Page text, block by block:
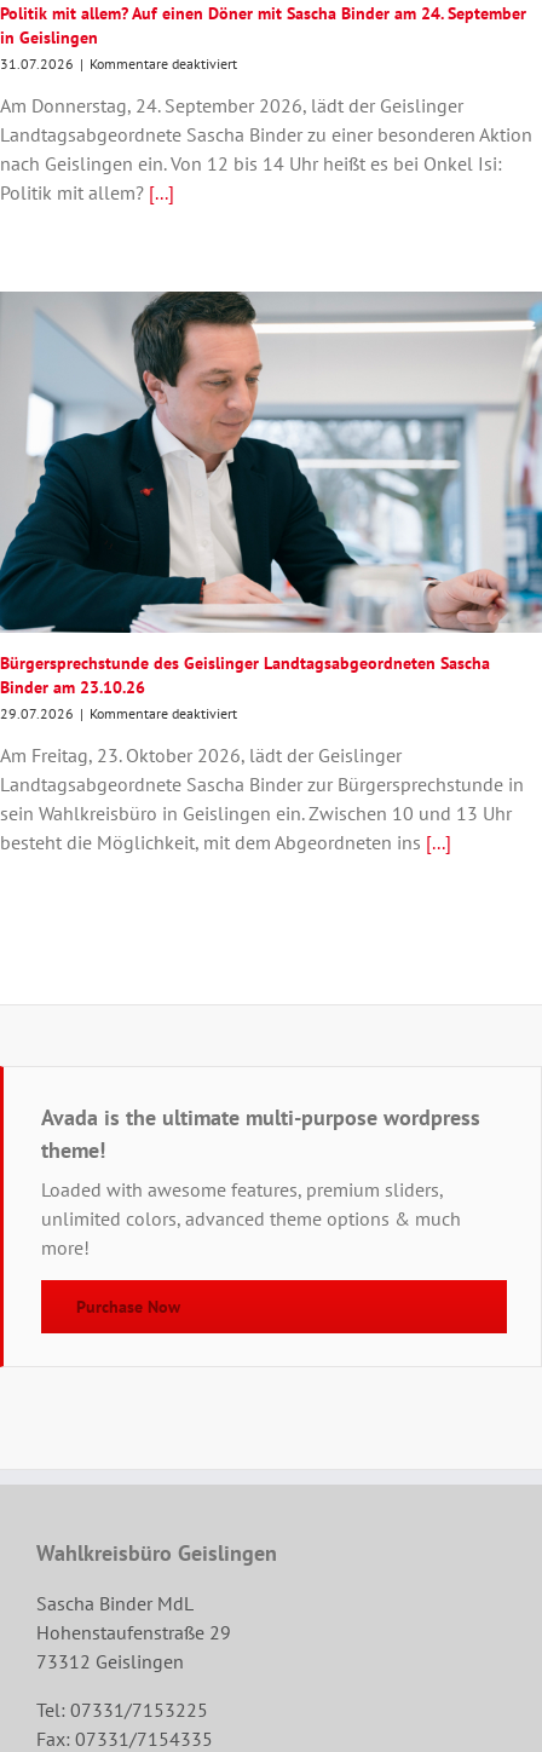
Politik mit allem? Auf einen Döner mit Sascha Binder am 24. September
in Geislingen
31.07.2026 | Kommentare deaktiviertfür
mit
allem?
einen
24.
September
Geislingen
Am Donnerstag, 24. September 2026, lädt der Geislinger
Landtagsabgeordnete Sascha Binder zu einer besonderen Aktion
nach Geislingen ein. Von 12 bis 14 Uhr heißt es bei Onkel Isi:
Politik mit allem? [...]
Bürgersprechstunde des Geislinger Landtagsabgeordneten Sascha
Binder am 23.10.26
29.07.2026 | Kommentare deaktiviertfür
des
Geislinger
Landtagsabgeordneten
Sascha
Binder
Am Freitag, 23. Oktober 2026, lädt der Geislinger
Landtagsabgeordnete Sascha Binder zur Bürgersprechstunde in
sein Wahlkreisbüro in Geislingen ein. Zwischen 10 und 13 Uhr
besteht die Möglichkeit, mit dem Abgeordneten ins [...]
Avada is the ultimate multi-purpose wordpress
theme!
Loaded with awesome features, premium sliders,
unlimited colors, advanced theme options & much
more!
Purchase Now
Wahlkreisbüro Geislingen
Sascha Binder MdL
Hohenstaufenstraße 29
73312 Geislingen
Tel: 07331/7153225
Fax: 07331/7154335